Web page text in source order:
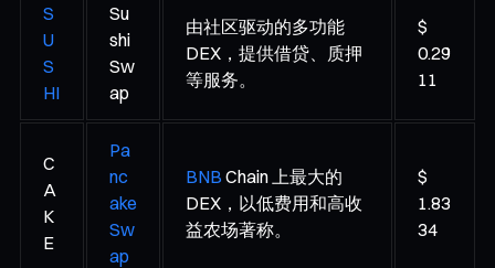
S
U
S
HI
Su
shi
Sw
ap
由社区驱动的多功能
DEX，提供借贷、质押
等服务。
$
0.29
11
C
A
K
E
Pa
nc
ake
Sw
ap
BNB Chain 上最大的
DEX，以低费用和高收
益农场著称。
$
1.83
34